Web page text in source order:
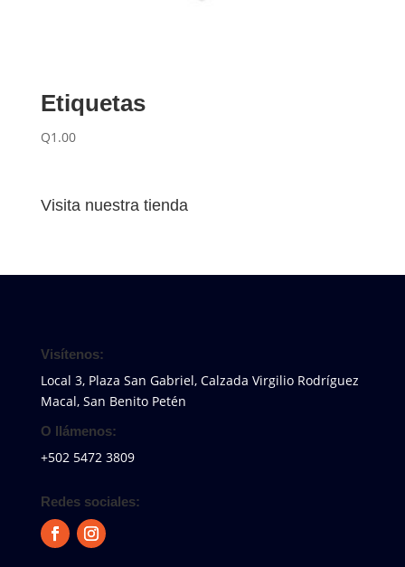
Etiquetas
Q1.00
Visita nuestra tienda
Visítenos:
Local 3, Plaza San Gabriel, Calzada Virgilio Rodríguez
Macal, San Benito Petén
O llámenos:
+502 5472 3809
Redes sociales: